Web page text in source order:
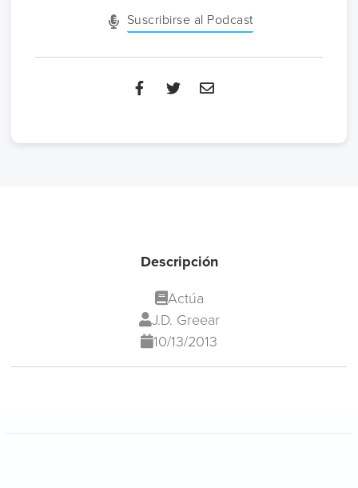
Suscribirse al Podcast
Descripción
Actúa
J.D. Greear
10/13/2013